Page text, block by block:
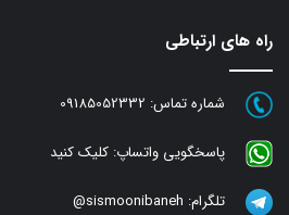
راه های ارتباطی
شماره تماس: 09185052332
پاسخگویی واتساپ: کلیک کنید
تلگرام: sismoonibaneh@